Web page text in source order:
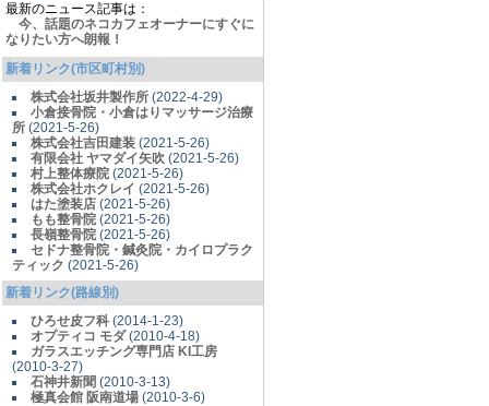
最新のニュース記事は：
今、話題のネコカフェオーナーにすぐに
なりたい方へ朗報！
新着リンク(市区町村別)
株式会社坂井製作所 (2022-4-29)
小倉接骨院・小倉はりマッサージ治療
所 (2021-5-26)
株式会社吉田建装 (2021-5-26)
有限会社 ヤマダイ矢吹 (2021-5-26)
村上整体療院 (2021-5-26)
株式会社ホクレイ (2021-5-26)
はた塗装店 (2021-5-26)
もも整骨院 (2021-5-26)
長嶺整骨院 (2021-5-26)
セドナ整骨院・鍼灸院・カイロプラク
ティック (2021-5-26)
新着リンク(路線別)
ひろせ皮フ科 (2014-1-23)
オプティコ モダ(2010-4-18)
ガラスエッチング専門店 KI工房
(2010-3-27)
石神井新聞 (2010-3-13)
極真会館 阪南道場 (2010-3-6)